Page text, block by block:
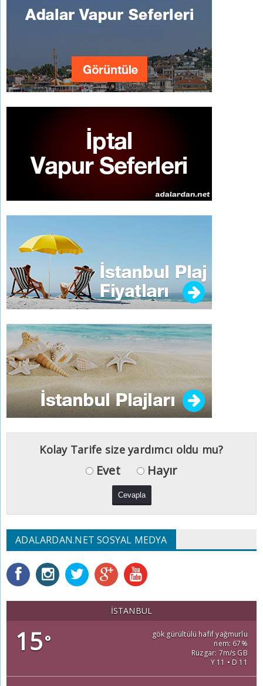
Kolay Tarife size yardımcı oldu mu?
Evet Hayır
ADALARDAN.NET SOSYAL MEDYA
İSTANBUL
15°
gök gürültülü hafif yağmurlu
nem: 67%
Rüzgar: 7m/s GB
Y 11 • D 11